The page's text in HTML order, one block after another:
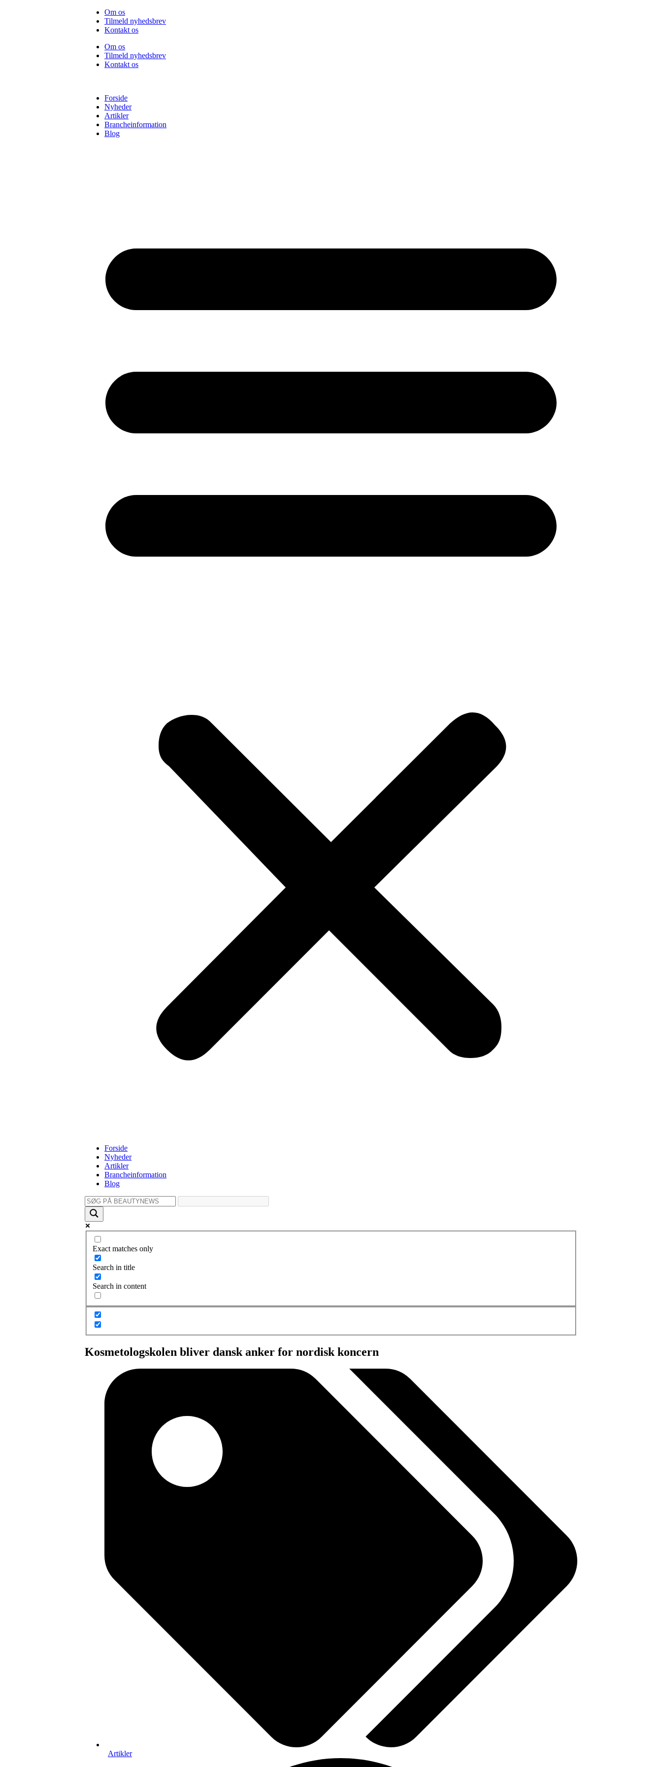
Om os
Tilmeld nyhedsbrev
Kontakt os
Om os
Tilmeld nyhedsbrev
Kontakt os
Forside
Nyheder
Artikler
Brancheinformation
Blog
Forside
Nyheder
Artikler
Brancheinformation
Blog
Exact matches only
Search in title
Search in content
Kosmetologskolen bliver dansk anker for nordisk koncern
Artikler